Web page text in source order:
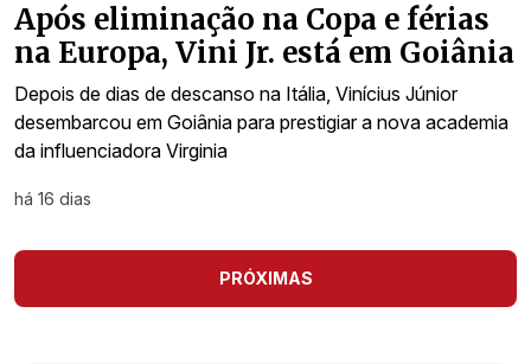
Após eliminação na Copa e férias
na Europa, Vini Jr. está em Goiânia
Depois de dias de descanso na Itália, Vinícius Júnior
desembarcou em Goiânia para prestigiar a nova academia
da influenciadora Virginia
há 16 dias
PRÓXIMAS